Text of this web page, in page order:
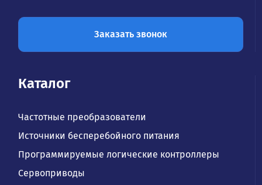
Заказать звонок
Каталог
Частотные преобразователи
Источники бесперебойного питания
Программируемые логические контроллеры
Сервоприводы